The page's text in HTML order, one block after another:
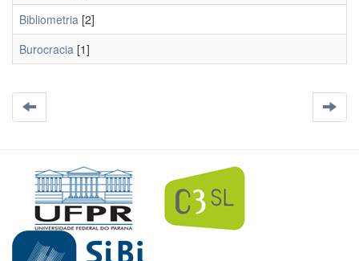
Bibliometria [2]
Burocracia [1]